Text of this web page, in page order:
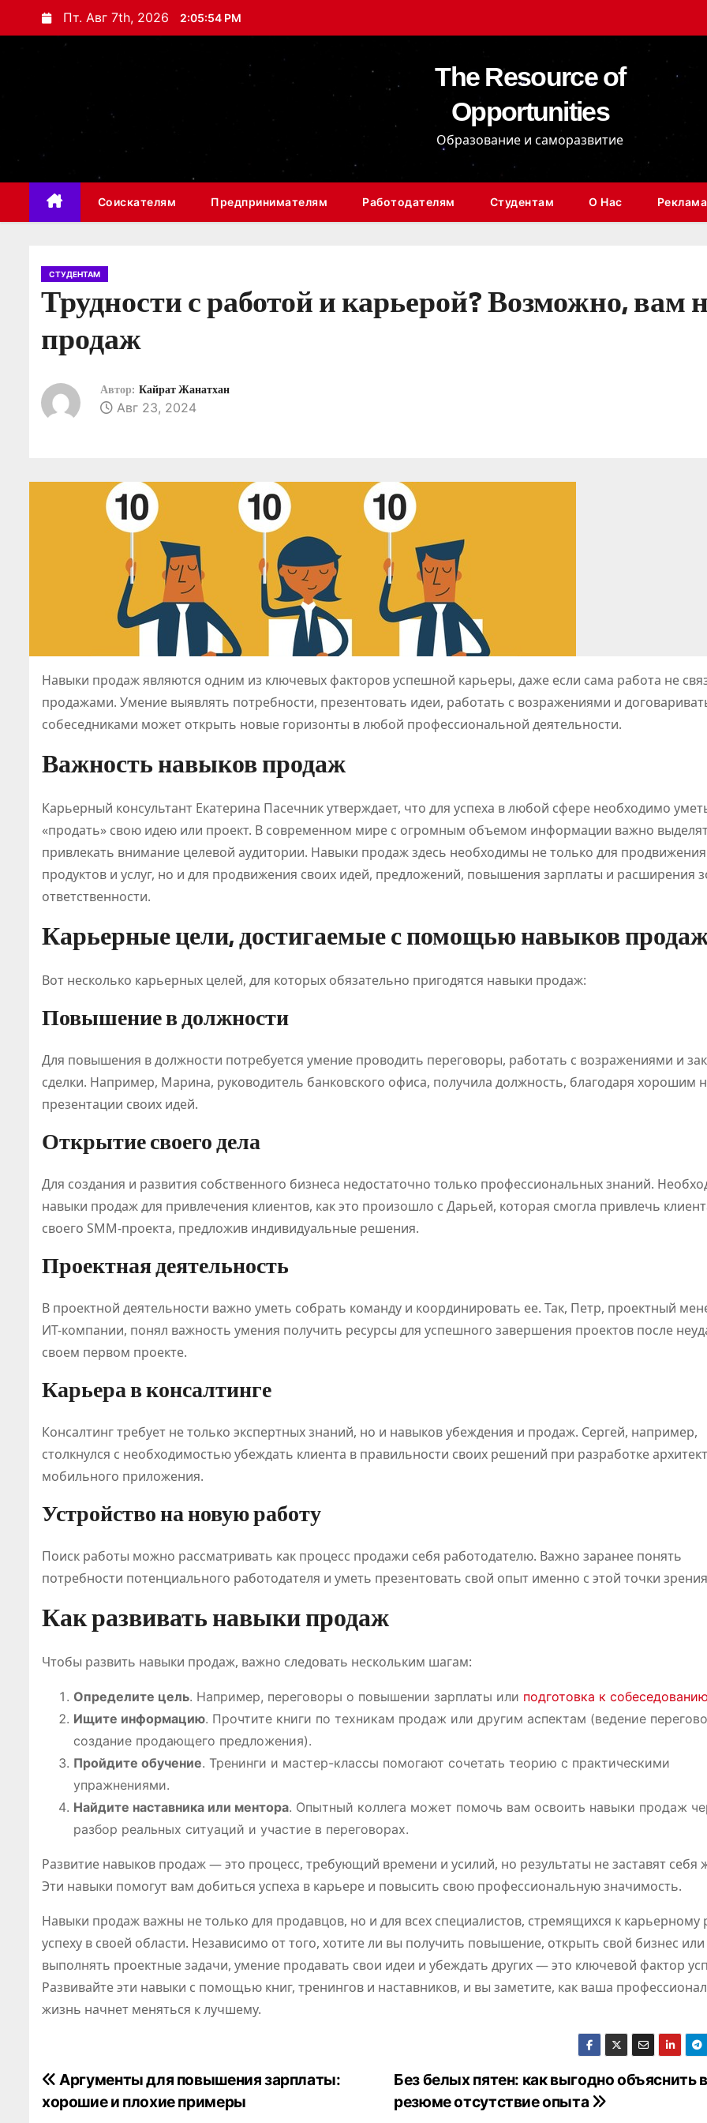
е
с
Пт. Авг 7th, 2026 2:05:55 PM
The Resource of
Opportunities
Образование и саморазвитие
Соискателям Предпринимателям Работодателям Студентам О Нас Реклама
СТУДЕНТАМ
Трудности с работой и карьерой? Возможно, вам
продаж
Автор: Кайрат Жанатхан
Авг 23, 2024
Навыки продаж являются одним из ключевых факторов успешной карьеры, даже если сама работа не
продажами. Умение выявлять потребности, презентовать идеи, работать с возражениями и
собеседниками может открыть новые горизонты в любой профессиональной деятельности.
Важность навыков продаж
Карьерный консультант Екатерина Пасечник утверждает, что для успеха в любой сфере необходимо
«продать» свою идею или проект. В современном мире с огромным объемом информации важно
привлекать внимание целевой аудитории. Навыки продаж здесь необходимы не только для продвижения
продуктов и услуг, но и для продвижения своих идей, предложений, повышения зарплаты и расширения
ответственности.
Карьерные цели, достигаемые с помощью навыков
Вот несколько карьерных целей, для которых обязательно пригодятся навыки продаж:
Повышение в должности
Для повышения в должности потребуется умение проводить переговоры, работать с возражениями и
сделки. Например, Марина, руководитель банковского офиса, получила должность, благодаря хорошим
презентации своих идей.
Открытие своего дела
Для создания и развития собственного бизнеса недостаточно только профессиональных знаний.
навыки продаж для привлечения клиентов, как это произошло с Дарьей, которая смогла привлечь
своего SMM-проекта, предложив индивидуальные решения.
Проектная деятельность
В проектной деятельности важно уметь собрать команду и координировать ее. Так, Петр, проектный
ИТ-компании, понял важность умения получить ресурсы для успешного завершения проектов после
своем первом проекте.
Карьера в консалтинге
Консалтинг требует не только экспертных знаний, но и навыков убеждения и продаж. Сергей, например,
столкнулся с необходимостью убеждать клиента в правильности своих решений при разработке
мобильного приложения.
Устройство на новую работу
Поиск работы можно рассматривать как процесс продажи себя работодателю. Важно заранее понять
потребности потенциального работодателя и уметь презентовать свой опыт именно с этой точки
Как развивать навыки продаж
Чтобы развить навыки продаж, важно следовать нескольким шагам:
Определите цель. Например, переговоры о повышении зарплаты или подготовка к собеседованию
Ищите информацию. Прочтите книги по техникам продаж или другим аспектам (ведение
создание продающего предложения).
Пройдите обучение. Тренинги и мастер-классы помогают сочетать теорию с практическими
упражнениями.
Найдите наставника или ментора. Опытный коллега может помочь вам освоить навыки продаж
разбор реальных ситуаций и участие в переговорах.
Развитие навыков продаж — это процесс, требующий времени и усилий, но результаты не заставят себя
Эти навыки помогут вам добиться успеха в карьере и повысить свою профессиональную значимость.
Навыки продаж важны не только для продавцов, но и для всех специалистов, стремящихся к карьерному
успеху в своей области. Независимо от того, хотите ли вы получить повышение, открыть свой бизнес
выполнять проектные задачи, умение продавать свои идеи и убеждать других — это ключевой фактор
Развивайте эти навыки с помощью книг, тренингов и наставников, и вы заметите, как ваша
жизнь начнет меняться к лучшему.
Н
а
Без белых пятен: как выгодно объяснить в
резюме отсутствие опыта
Аргументы для повышения зарплаты:
хорошие и плохие примеры
Классификац
игр
становится
основой
нового
Июл 21, 2026
Дияз
Обзор
и
Авг 5,